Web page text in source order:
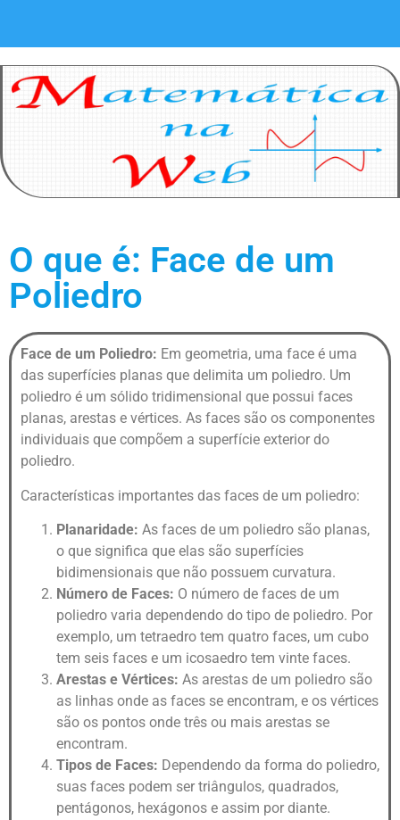
O que é: Face de um
Poliedro
Face de um Poliedro: Em geometria, uma face é uma
das superfícies planas que delimita um poliedro. Um
poliedro é um sólido tridimensional que possui faces
planas, arestas e vértices. As faces são os componentes
individuais que compõem a superfície exterior do
poliedro.
Características importantes das faces de um poliedro:
Planaridade: As faces de um poliedro são planas,
o que significa que elas são superfícies
bidimensionais que não possuem curvatura.
Número de Faces: O número de faces de um
poliedro varia dependendo do tipo de poliedro. Por
exemplo, um tetraedro tem quatro faces, um cubo
tem seis faces e um icosaedro tem vinte faces.
Arestas e Vértices: As arestas de um poliedro são
as linhas onde as faces se encontram, e os vértices
são os pontos onde três ou mais arestas se
encontram.
Tipos de Faces: Dependendo da forma do poliedro,
suas faces podem ser triângulos, quadrados,
pentágonos, hexágonos e assim por diante.